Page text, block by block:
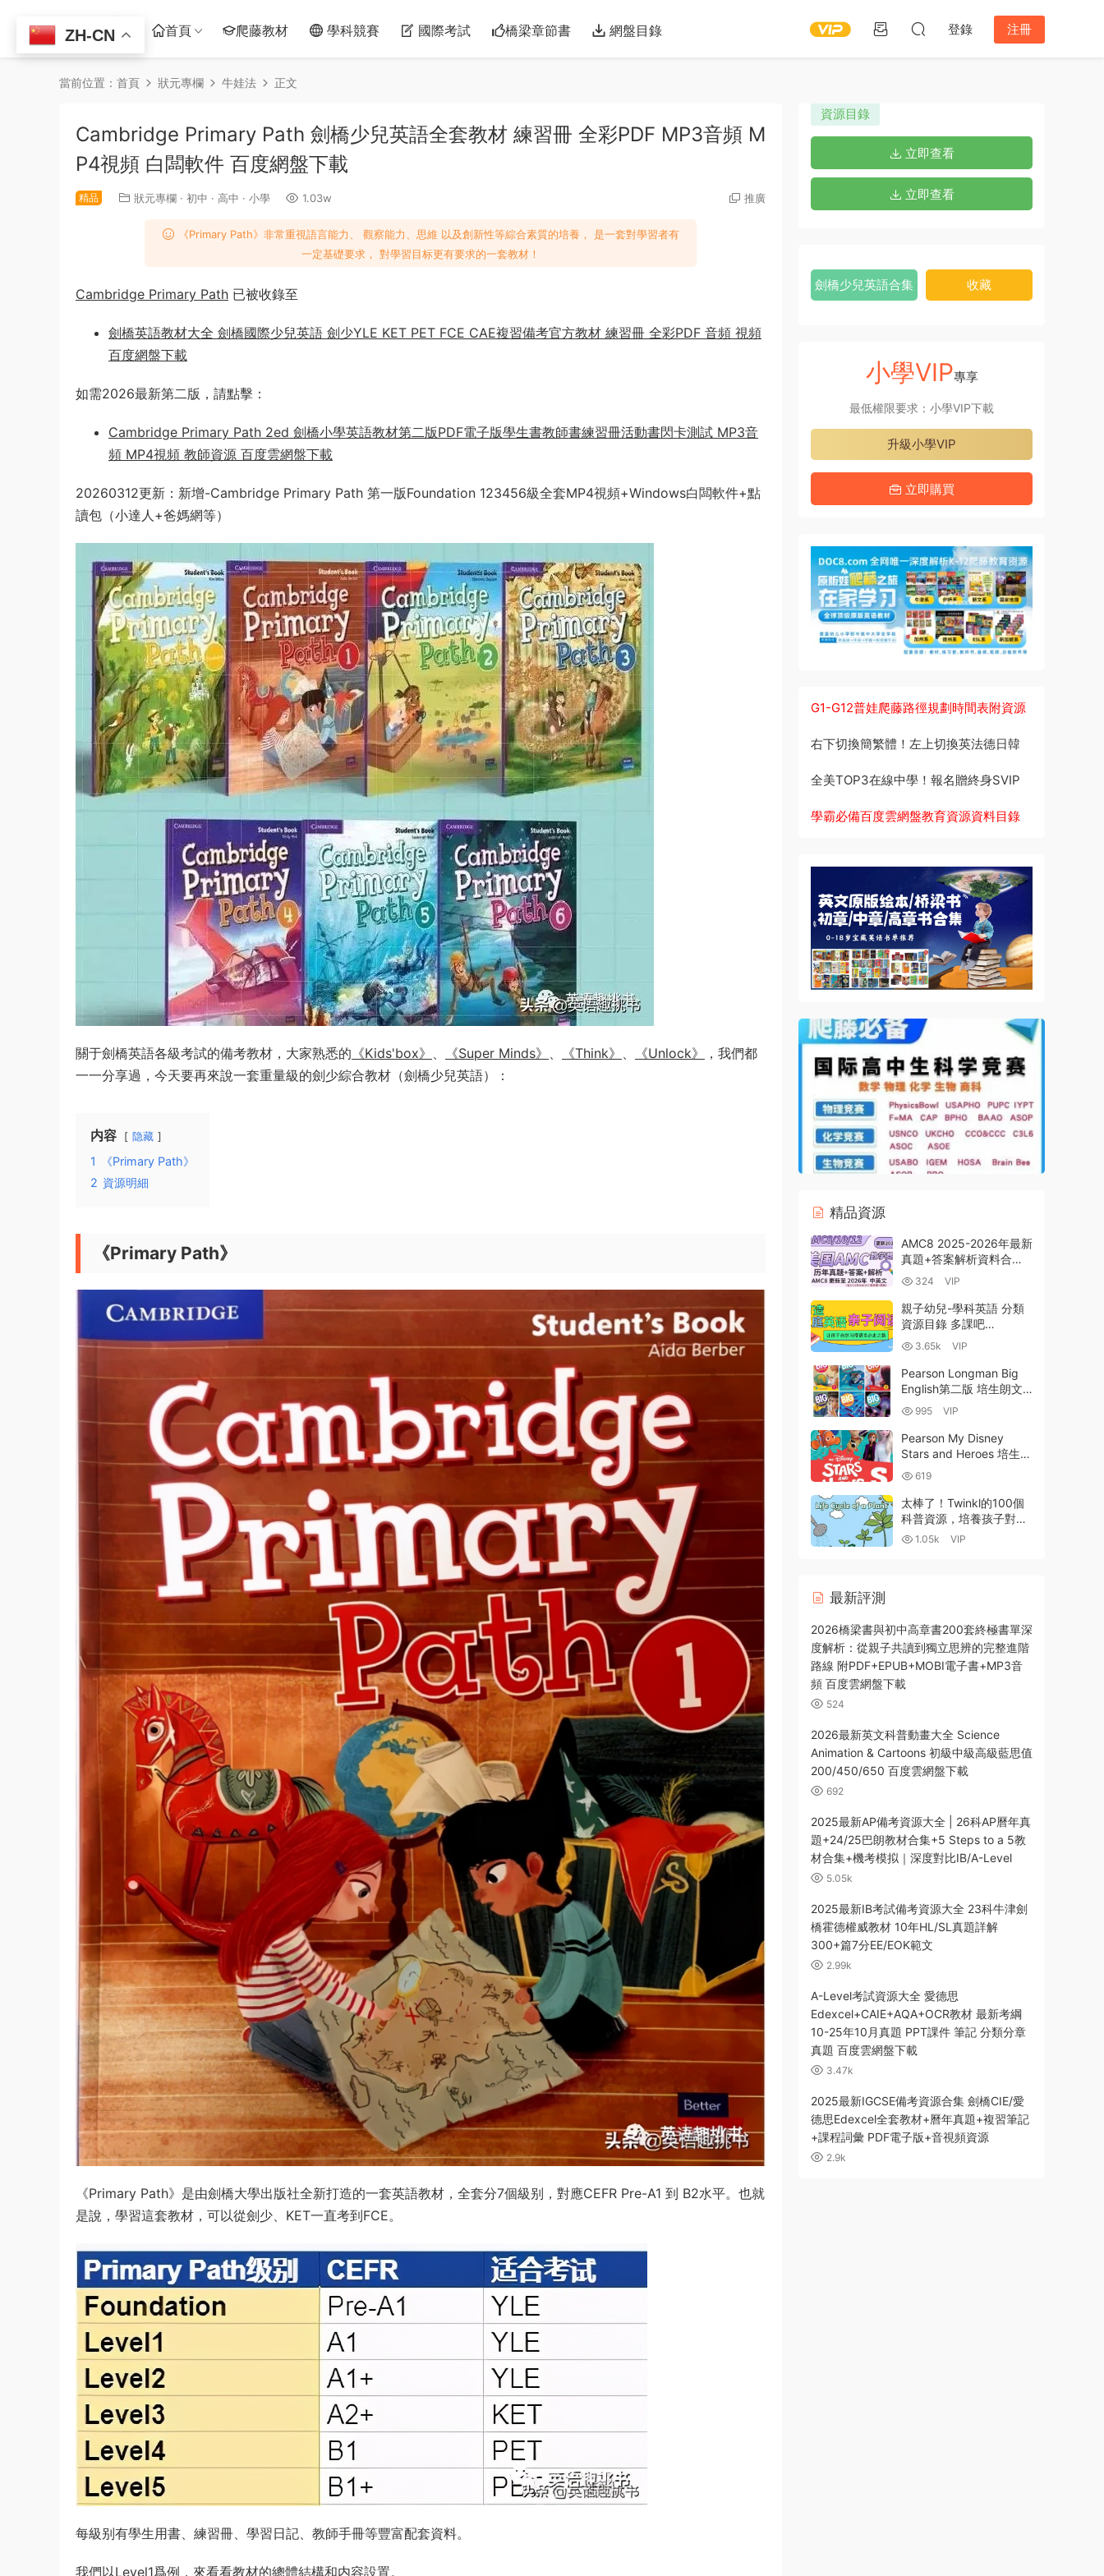
首頁 爬藤教材 學科競賽 國際考試 橋梁章節書 網盤目錄 登錄 注冊
當前位置： 首頁 狀元專欄 牛娃法 正文
Cambridge Primary Path 劍橋少兒英語全套教材 練習冊 全彩PDF MP3音頻 M
P4視頻 白闆軟件 百度網盤下載
精品 狀元專欄 · 初中 · 高中 · 小學 1.03w 推廣
《Primary Path》非常重視語言能力、 觀察能力、思維 以及創新性等綜合素質的培養， 是一套對學習者有
一定基礎要求， 對學習目标更有要求的一套教材！
Cambridge Primary Path 已被收錄至
劍橋英語教材大全 劍橋國際少兒英語 劍少YLE KET PET FCE CAE複習備考官方教材 練習冊 全彩PDF 音頻 視頻
百度網盤下載
如需2026最新第二版，請點擊：
Cambridge Primary Path 2ed 劍橋小學英語教材第二版PDF電子版學生書教師書練習冊活動書閃卡測試 MP3音
頻 MP4視頻 教師資源 百度雲網盤下載
20260312更新：新增-Cambridge Primary Path 第一版Foundation 123456級全套MP4視頻+Windows白闆軟件+點
讀包（小達人+爸媽網等）
關于劍橋英語各級考試的備考教材，大家熟悉的 《Kids'box》 、 《Super Minds》 、 《Think》 、 《Unlock》
，我們都
一一分享過，今天要再來說一套重量級的劍少綜合教材（劍橋少兒英語）：
内容 隐藏
1
《Primary Path》
2 資源明細
《Primary Path》
《Primary Path》是由劍橋大學出版社全新打造的一套英語教材，全套分7個級别，對應CEFR Pre-A1 到 B2水平。也就
是說，學習這套教材，可以從劍少、KET一直考到FCE。
每級别有學生用書、練習冊、學習日記、教師手冊等豐富配套資料。
我們以Level1爲例，來看看教材的總體結構和内容設置。
資源目錄
立即查看
立即查看
劍橋少兒英語合集 收藏
小學VIP專享
最低權限要求：小學VIP下載
升級小學VIP
立即購買
G1-G12普娃爬藤路徑規劃時間表附資源
右下切換簡繁體！左上切換英法德日韓
全美TOP3在線中學！報名贈終身SVIP
學霸必備百度雲網盤教育資源資料目錄
精品資源
AMC8 2025-2026年最新
真題+答案解析資料合集
附中英雙語真題集+易錯
題難題集錦+真題600+公
式表+知識點 百度雲網盤
下載
324 VIP
親子幼兒-學科英語 分類
資源目錄 多課吧
DOC8.com 百度雲網盤下
載
3.65k VIP
Pearson Longman Big
English第二版 培生朗文
少兒英語教材PDF電子版
學生書教師書 音頻視頻
白闆軟件 互動軟件下載
995 VIP
Pearson My Disney
Stars and Heroes 培生迪
士尼英語教材英版全六級
PDF電子版+音視頻+教師
資源下載
619
太棒了！Twinkl的100個
科普資源，培養孩子對自
然科學的興趣！【高清
1.05k VIP
最新評測
2026橋梁書與初中高章書200套終極書單深
度解析：從親子共讀到獨立思辨的完整進階
路線 附PDF+EPUB+MOBI電子書+MP3音
頻 百度雲網盤下載
524
2026最新英文科普動畫大全 Science
Animation & Cartoons 初級中級高級藍思值
200/450/650 百度雲網盤下載
692
2025最新AP備考資源大全 | 26科AP曆年真
題+24/25巴朗教材合集+5 Steps to a 5教
材合集+機考模拟｜深度對比IB/A-Level
5.05k
2025最新IB考試備考資源大全 23科牛津劍
橋霍德權威教材 10年HL/SL真題詳解
300+篇7分EE/EOK範文
2.99k
A-Level考試資源大全 愛德思
Edexcel+CAIE+AQA+OCR教材 最新考綱
10-25年10月真題 PPT課件 筆記 分類分章
真題 百度雲網盤下載
3.47k
2025最新IGCSE備考資源合集 劍橋CIE/愛
德思Edexcel全套教材+曆年真題+複習筆記
+課程詞彙 PDF電子版+音視頻資源
2.9k
ZH-CN